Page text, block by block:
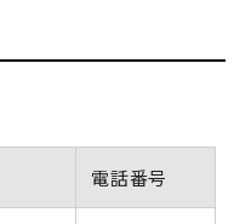
電話番号